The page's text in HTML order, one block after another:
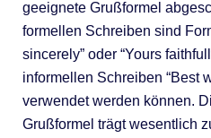
geeignete Grußformel
formellen Schreiben sind
sincerely” oder “Yours
informellen Schreiben “Best
verwendet werden können.
Grußformel trägt wesentlich